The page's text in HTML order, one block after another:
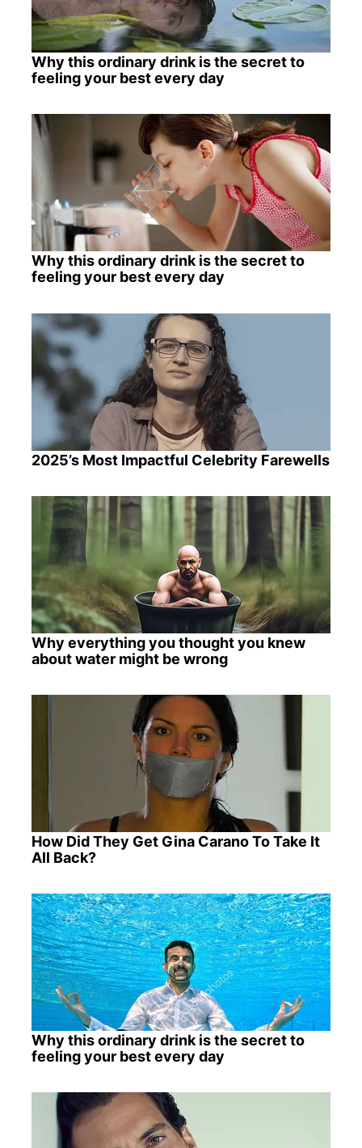
Why this ordinary drink is the secret to
feeling your best every day
Why this ordinary drink is the secret to
feeling your best every day
2025’s Most Impactful Celebrity Farewells
Why everything you thought you knew
about water might be wrong
How Did They Get Gina Carano To Take It
All Back?
Why this ordinary drink is the secret to
feeling your best every day